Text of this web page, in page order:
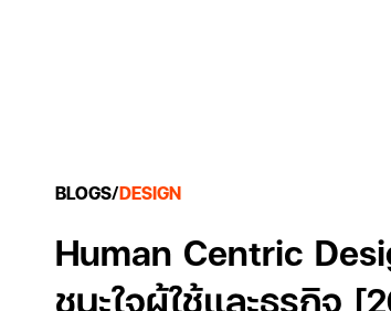
BLOGS/DESIGN
Human Centric
ชนะใจผู้ใช้และธุรกิจ